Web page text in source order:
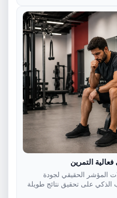
التمرين
المؤشر الحقيقي لجودة
الذكي على تحقيق نتائج طويلة